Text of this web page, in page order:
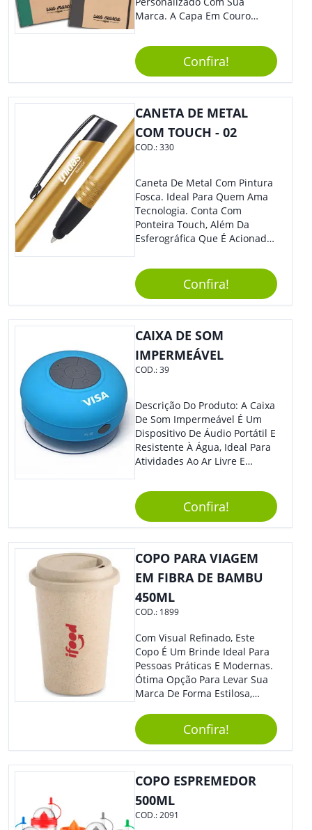
Marca. A Capa Em Couro
Elástico Permite Maior
Segurança Ao Carregá-Lo.
Ofereça A Seus Clientes E
Colaboradores, Sem Dúvidas
Eles Irão Adorar.
Confira!
CANETA DE METAL
COM TOUCH - 02
COD.:330
Caneta De Metal Com Pintura
Fosca. Ideal Para Quem Ama
Tecnologia. Conta Com
Ponteira Touch, Além Da
Esferográfica Que É Acionada
Com Elegância E
Modernidade Na Medida
Exata.
Confira!
CAIXA DE SOM
IMPERMEÁVEL
COD.:39
Descrição Do Produto: A Caixa
De Som Impermeável É Um
Dispositivo De Áudio Portátil E
Resistente À Água, Ideal Para
Atividades Ao Ar Livre E
Design Compacto E Durável,
Essa Caixa De Som Reproduz
Um Som Claro E Potente,
Proporcionando Uma
Experiência Musical De Alta
Qualidade Em Qualquer
Lugar. Benefícios: Além De
Ser Resistente À Água, A Caixa
De Som Impermeável É Fácil
De Transportar, Possui Bateria
Bluetooth, Permitindo Que
Você Conecte Seu Dispositivo
De Forma Prática E Sem Fios.
A Qualidade Do Som Não É
Prejudicada Mesmo Em
Ambientes Molhados,
Garantindo Uma Experiência
Sonora Imersiva Em Todas As
Situações. Usos Sugeridos:
Essa Caixa De Som É Perfeita
Para Ser Utilizada Em
Atividades Ao Ar Livre, Como
Acampamentos, Festas Na
Piscina, Trilhas E Passeios De
Confira!
COPO PARA VIAGEM
EM FIBRA DE BAMBU
450ML
COD.: 1899
Com Visual Refinado, Este
Copo É Um Brinde Ideal Para
Pessoas Práticas E Modernas.
Ótima Opção Para Levar Sua
Marca De Forma Estilosa,
Empresa Em Eventos,
Reuniões Corporativas Ou Até
Mesmo Para Presentear
Colaboradores.
Confira!
COPO ESPREMEDOR
500ML
COD.:2091